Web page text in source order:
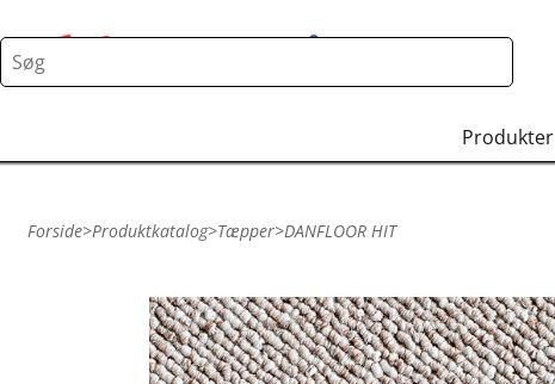
Produkter
Forside>Produktkatalog>Tæpper>DANFLOOR HIT